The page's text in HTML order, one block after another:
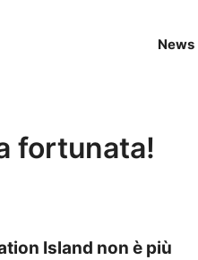
News
fortunata!
Island non è più